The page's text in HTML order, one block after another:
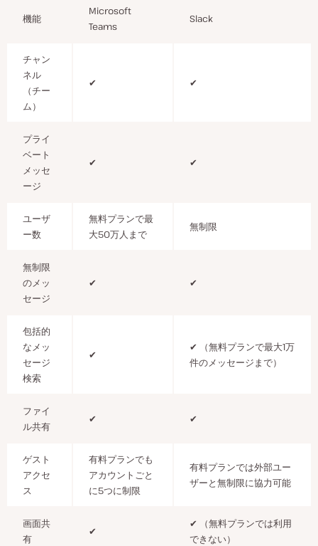
機能
Microsoft
Teams
Slack
チャン
ネル
（チー
ム）
✔ ✔
プライ
ベート
メッセ
ージ
✔ ✔
ユーザ
ー数
無料プランで最
大50万人まで
無制限
無制限
のメッ
セージ
✔ ✔
包括的
なメッ
セージ
検索
✔
✔ （無料プランで最大1万
件のメッセージまで）
ファイ
ル共有
✔ ✔
ゲスト
アクセ
ス
有料プランでも
アカウントごと
に5つに制限
有料プランでは外部ユー
ザーと無制限に協力可能
画面共
有
✔
✔ （無料プランでは利用
できない）